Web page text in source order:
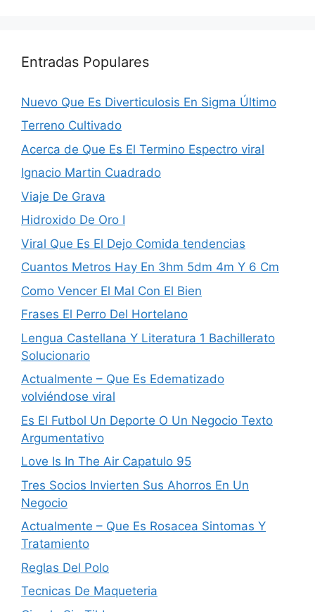
Entradas Populares
Nuevo Que Es Diverticulosis En Sigma Último
Terreno Cultivado
Acerca de Que Es El Termino Espectro viral
Ignacio Martin Cuadrado
Viaje De Grava
Hidroxido De Oro I
Viral Que Es El Dejo Comida tendencias
Cuantos Metros Hay En 3hm 5dm 4m Y 6 Cm
Como Vencer El Mal Con El Bien
Frases El Perro Del Hortelano
Lengua Castellana Y Literatura 1 Bachillerato
Solucionario
Actualmente – Que Es Edematizado
volviéndose viral
Es El Futbol Un Deporte O Un Negocio Texto
Argumentativo
Love Is In The Air Capa­tulo 95
Tres Socios Invierten Sus Ahorros En Un
Negocio
Actualmente – Que Es Rosacea Sintomas Y
Tratamiento
Reglas Del Polo
Tecnicas De Maqueteria